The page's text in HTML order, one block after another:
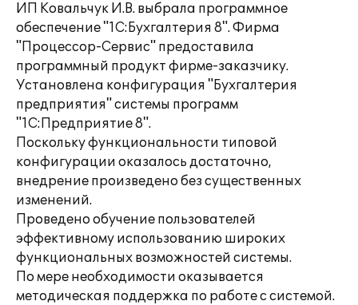
ИП Ковальчук И.В. выбрала программное
обеспечение "1С:Бухгалтерия 8". Фирма
"Процессор-Сервис" предоставила
программный продукт фирме-заказчику.
Установлена конфигурация "Бухгалтерия
предприятия" системы программ
"1С:Предприятие 8".
Поскольку функциональности типовой
конфигурации оказалось достаточно,
внедрение произведено без существенных
изменений.
Проведено обучение пользователей
эффективному использованию широких
функциональных возможностей системы.
По мере необходимости оказывается
методическая поддержка по работе с системой.